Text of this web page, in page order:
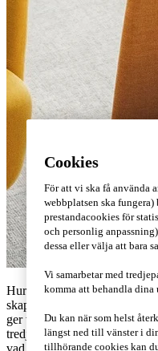
Hur får du en styrelse som
skapar värde för ägarna? I
ger vi tips och råd på hur du
tredje i vår serie, tydliggör
Cookies
För att vi ska få använda
webbplatsen ska
prestandacookies för
och personlig
dessa eller välja att bara
Vi samarbetar med
komma att behandla dina
Du kan när som helst
längst ned till vänster i
tillhörande cookies kan